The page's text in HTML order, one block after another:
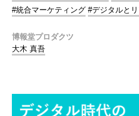
#統合マーケティング #デジタルと
博報堂プロダクツ
大木 真吾